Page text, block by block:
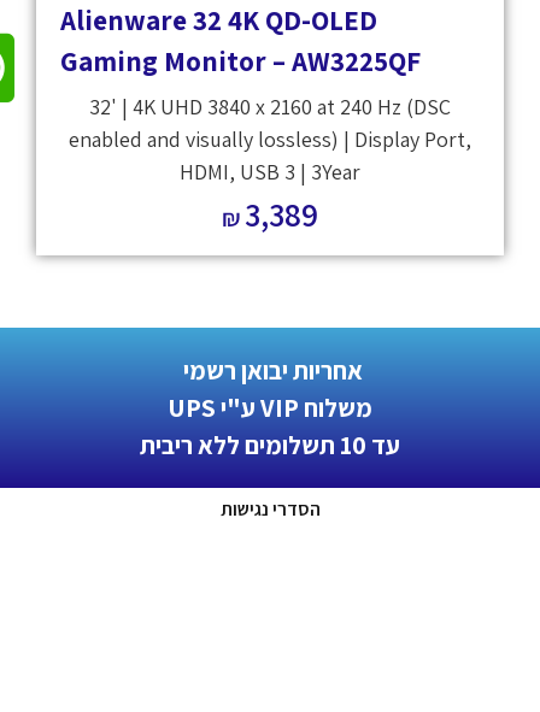
Alienware 32 4K QD-OLED
Gaming Monitor – AW3225QF
32' | 4K UHD 3840 x 2160 at 240 Hz (DSC
enabled and visually lossless) | Display Port,
HDMI, USB 3 | 3Year
₪3,389
אחריות יבואן רשמי
משלוח VIP ע"י UPS
עד 10 תשלומים ללא ריבית
הסדרי נגישות